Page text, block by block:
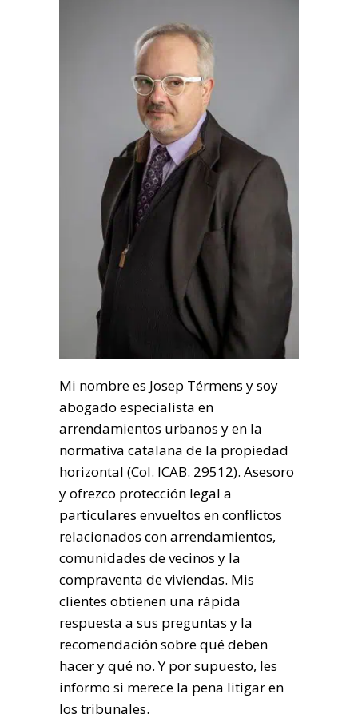
Mi nombre es Josep Térmens y soy
abogado especialista en
arrendamientos urbanos y en la
normativa catalana de la propiedad
horizontal (Col. ICAB. 29512). Asesoro
y ofrezco protección legal a
particulares envueltos en conflictos
relacionados con arrendamientos,
comunidades de vecinos y la
compraventa de viviendas. Mis
clientes obtienen una rápida
respuesta a sus preguntas y la
recomendación sobre qué deben
hacer y qué no. Y por supuesto, les
informo si merece la pena litigar en
los tribunales.